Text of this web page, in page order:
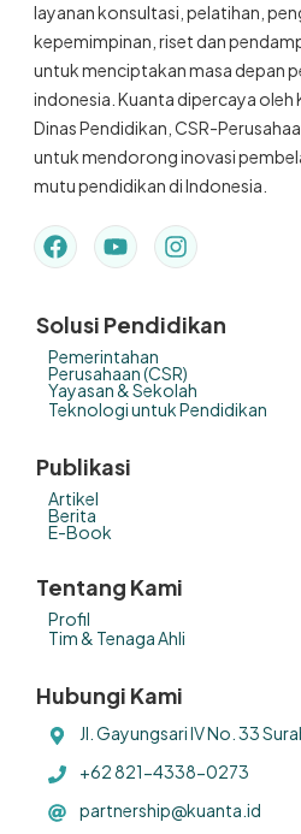
layanan konsultasi, pelatihan,
kepemimpinan, riset dan
untuk menciptakan masa depan
indonesia. Kuanta dipercaya oleh
Dinas Pendidikan, CSR-
untuk mendorong inovasi
mutu pendidikan di Indonesia.
Solusi Pendidikan
Pemerintahan
Perusahaan (CSR)
Yayasan & Sekolah
Teknologi untuk Pendidikan
Publikasi
Artikel
Berita
E-Book
Tentang Kami
Profil
Tim & Tenaga Ahli
Hubungi Kami
Jl. Gayungsari IV No. 33
+62 821-4338-0273
partnership@kuanta.id